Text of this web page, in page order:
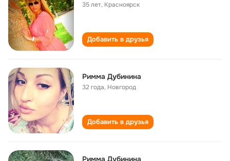
35 лет, Красноярск
Добавить в друзья
Римма Дубинина
32 года, Новгород
Добавить в друзья
Римма Дубинина